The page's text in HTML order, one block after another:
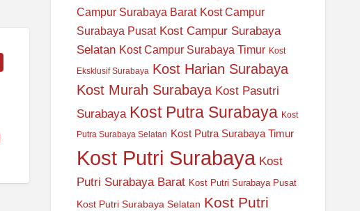
Campur Surabaya Barat Kost Campur
Surabaya Pusat Kost Campur Surabaya
Selatan Kost Campur Surabaya Timur Kost
Eksklusif Surabaya Kost Harian Surabaya
Kost Murah Surabaya Kost Pasutri
Surabaya Kost Putra Surabaya Kost
Putra Surabaya Selatan Kost Putra Surabaya Timur
Kost Putri Surabaya Kost
Putri Surabaya Barat Kost Putri Surabaya Pusat
Kost Putri Surabaya Selatan Kost Putri